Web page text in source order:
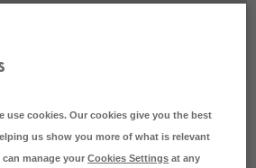
use cookies. Our cookies give you the best
us show you more of what is relevant
can manage yourCookies Settings at any